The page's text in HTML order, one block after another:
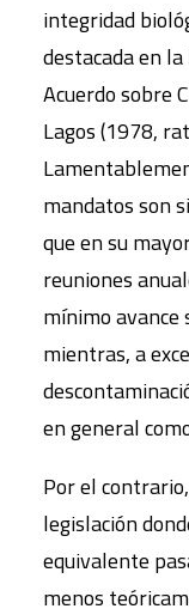
integridad
destacada en
Acuerdo sobre
Lagos (1978,
mandatos son
que en su
reuniones
mínimo avance
mientras, a
en general
Por el
legislación
equivalente
menos